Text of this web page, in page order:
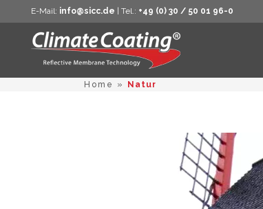
E-Mail: info@sicc.de | Tel.: +49 (0) 30 / 50 01 96-0
Home » Natur